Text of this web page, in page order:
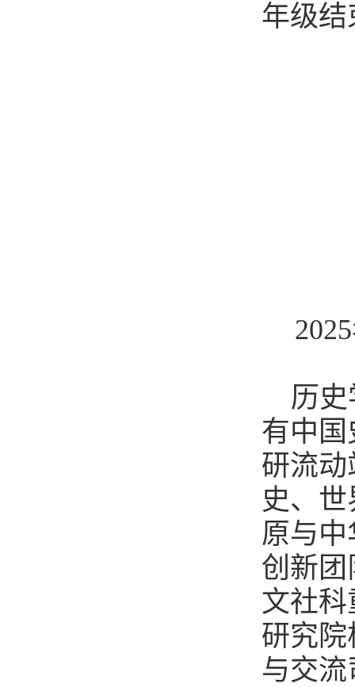
年级
历
有中
研流
史、
原与
创新
文社
研究
与交